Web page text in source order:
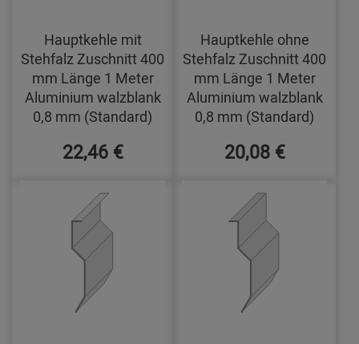
Hauptkehle mit
Stehfalz Zuschnitt 400
mm Länge 1 Meter
Aluminium walzblank
0,8 mm (Standard)
22,46 €
Hauptkehle ohne
Stehfalz Zuschnitt 400
mm Länge 1 Meter
Aluminium walzblank
0,8 mm (Standard)
20,08 €